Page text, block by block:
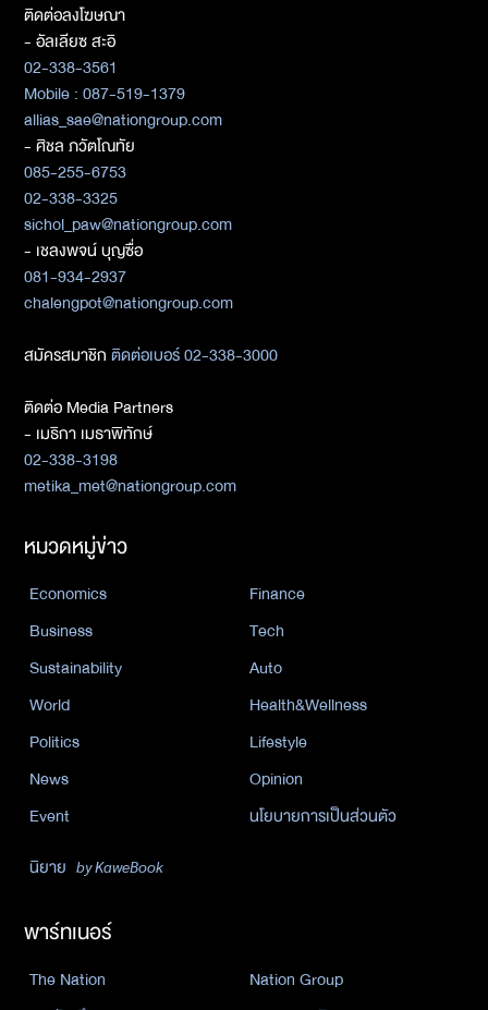
ติดต่อลงโฆษณา
- อัลเลียซ สะอิ
02-338-3561
Mobile : 087-519-1379
allias_sae@nationgroup.com
- ศิชล ภวัตโณทัย
085-255-6753
02-338-3325
sichol_paw@nationgroup.com
- เชลงพจน์ บุญซื่อ
081-934-2937
chalengpot@nationgroup.com
สมัครสมาชิกติดต่อเบอร์ 02-338-3000
ติดต่อ Media Partners
- เมธิกา เมธาพิทักษ์
02-338-3198
metika_met@nationgroup.com
หมวดหมู่ข่าว
Economics
Finance
Business
Tech
Sustainability
Auto
World
Health&Wellness
Politics
Lifestyle
News
Opinion
Event
นโยบายการเป็นส่วนตัว
นิยาย by KaweBook
พาร์ทเนอร์
The Nation
Nation Group